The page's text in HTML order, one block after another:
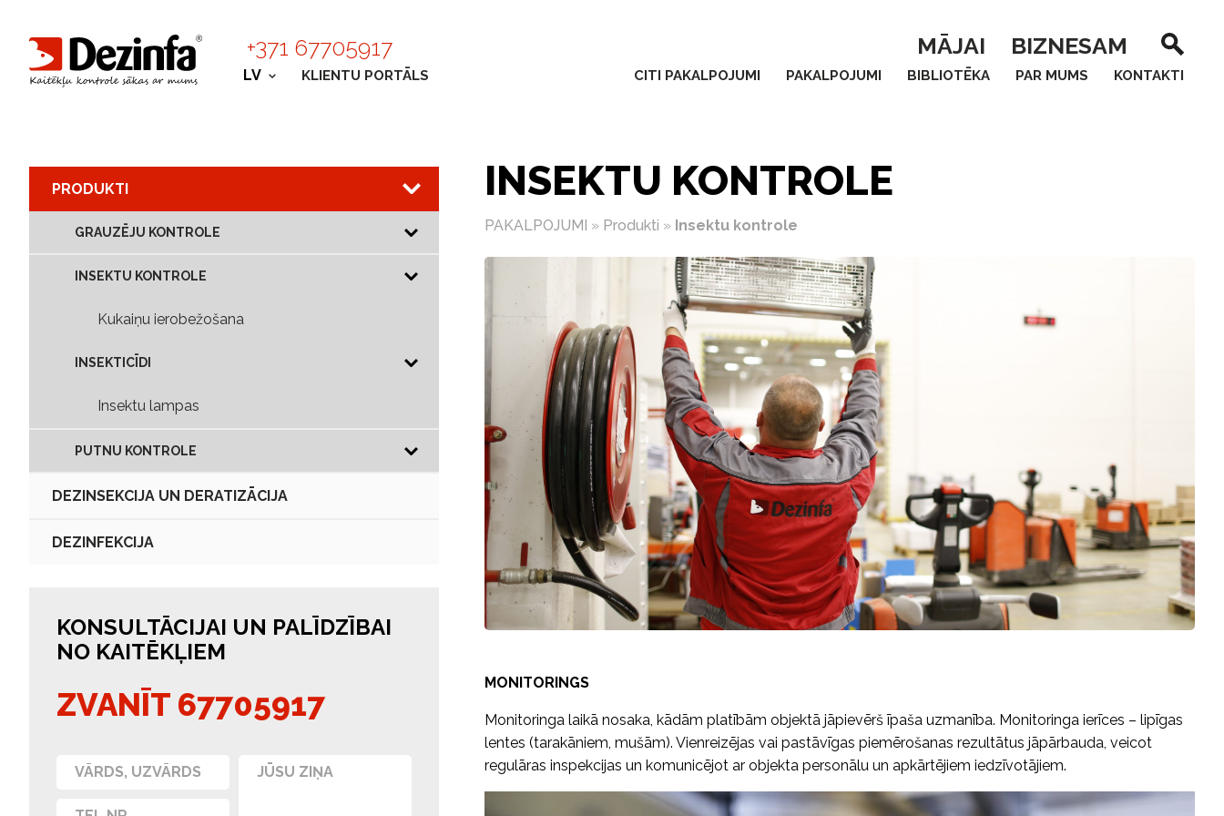
+371 67705917
LV KLIENTU PORTĀLS
MĀJAI BIZNESAM
CITI PAKALPOJUMI PAKALPOJUMI BIBLIOTĒKA PAR MUMS KONTAKTI
INSEKTU KONTROLE
PAKALPOJUMI » Produkti » Insektu kontrole
MONITORINGS
Monitoringa laikā nosaka, kādām platībām objektā jāpievērš īpaša uzmanība. Monitoringa ierīces – lipīgas
lentes (tarakāniem, mušām). Vienreizējas vai pastāvīgas piemērošanas rezultātus jāpārbauda, veicot
regulāras inspekcijas un komunicējot ar objekta personālu un apkārtējiem iedzīvotājiem.
PRODUKTI
GRAUZĒJU KONTROLE
INSEKTU KONTROLE
Kukaiņu ierobežošana
INSEKTICĪDI
Insektu lampas
PUTNU KONTROLE
DEZINSEKCIJA UN DERATIZĀCIJA
DEZINFEKCIJA
KONSULTĀCIJAI UN PALĪDZĪBAI
NO KAITĒKĻIEM
ZVANĪT 67705917